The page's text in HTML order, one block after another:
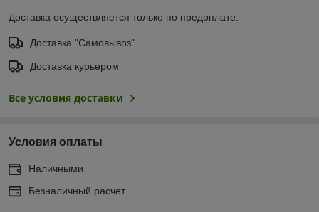
Доставка осуществляется только по предоплате.
Доставка "Самовывоз"
Доставка курьером
Все условия доставки
Условия оплаты
Наличными
Безналичный расчет